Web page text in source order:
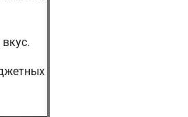
до огромных